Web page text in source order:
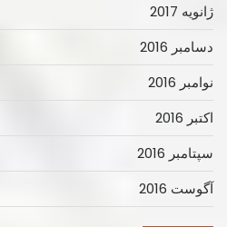
ژانویه 2017
دسامبر 2016
نوامبر 2016
اکتبر 2016
سپتامبر 2016
آگوست 2016